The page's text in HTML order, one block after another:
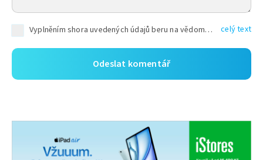
Vyplněním shora uvedených údajů beru na vědomí, že společnost TEXT FACTORY s.r.o., sídlem Brno, Durďákova 336/29, Černá Pole, PSČ: 613 00, IČ: 06157831, zapsané u Krajského soudu v Brně, oddíl C, vložka 100399, bude zpracovávat mé osobní údaje uvedené v rámci mnou vyplněného registračního formuláře na základě oprávněných zájmů TEXT FACTORY s.r.o. dle čl. 6 odst. 1 písm. f) GDPR a pro splnění právních povinností (čl. 6 odst. 1 písm. c) GDPR), a to pro tyto účely: nezbytnost zajistit oprávnění návštěvníka webových stránek provozovaných společností TEXT FACTORY s.r.o. přispívat aktivně ke zveřejněným článkům nebo v rámci diskusních fór a výkon práv TEXT FACTORY s.r.o. jako administrátora těchto diskusních fór. Více informací o zpracování osobních údajů a právech lze nalézt v celý text